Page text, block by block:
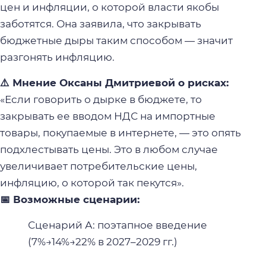
цен и инфляции, о которой власти якобы
заботятся. Она заявила, что закрывать
бюджетные дыры таким способом — значит
разгонять инфляцию.
⚠️ Мнение Оксаны Дмитриевой о рисках:
«Если говорить о дырке в бюджете, то
закрывать ее вводом НДС на импортные
товары, покупаемые в интернете, — это опять
подхлестывать цены. Это в любом случае
увеличивает потребительские цены,
инфляцию, о которой так пекутся».
📅 Возможные сценарии:
Сценарий А: поэтапное введение
(7%→14%→22% в 2027–2029 гг.)